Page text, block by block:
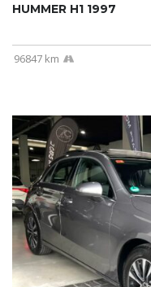
HUMMER H1 1997
96847 km